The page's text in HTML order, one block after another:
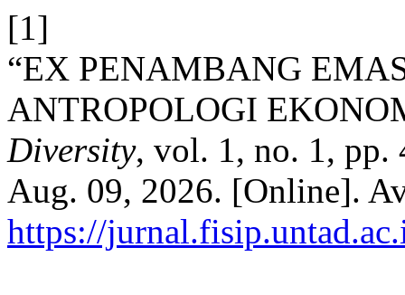
[1]
“EX PENAMBANG
ANTROPOLOGI
Diversity, vol. 1, no. 1, pp.
Aug. 09, 2026. [Online].
https://